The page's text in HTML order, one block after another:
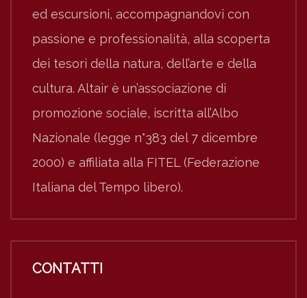
ed escursioni, accompagnandovi con
passione e professionalità, alla scoperta
dei tesori della natura, dell’arte e della
cultura. Altair è un’associazione di
promozione sociale, iscritta all’Albo
Nazionale (legge n°383 del 7 dicembre
2000) e affiliata alla FITEL (Federazione
Italiana del Tempo libero).
CONTATTI